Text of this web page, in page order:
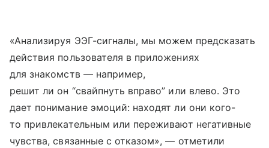
«Анализируя ЭЭГ-сигналы, мы можем предсказать
действия пользователя в приложениях
для знакомств — например,
решит ли он “свайпнуть вправо” или влево. Это
дает понимание эмоций: находят ли они кого-
то привлекательным или переживают негативные
чувства, связанные с отказом», — отметили